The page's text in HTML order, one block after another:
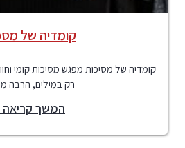
קומדיה של
קומדיה של מסיכות מפגש מסיכות קומי
רק במילים, הרבה
המשך קריאה